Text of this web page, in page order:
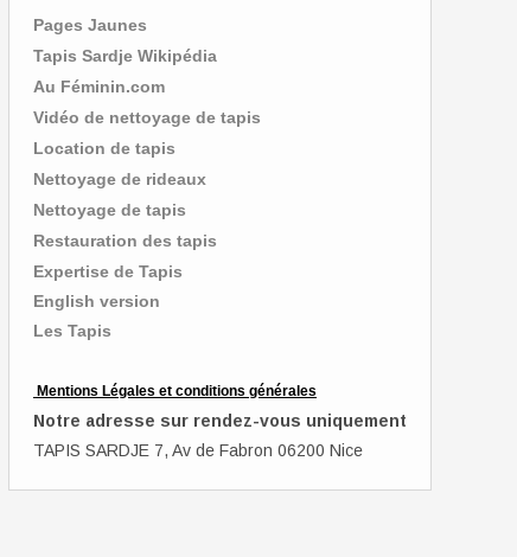
Pages Jaunes
Tapis Sardje Wikipédia
Au Féminin.com
Vidéo de nettoyage de tapis
Location de tapis
Nettoyage de rideaux
Nettoyage de tapis
Restauration des tapis
Expertise de Tapis
English version
Les Tapis
Mentions Légales et conditions générales
Notre adresse sur rendez-vous uniquement
TAPIS SARDJE 7, Av de Fabron 06200 Nice